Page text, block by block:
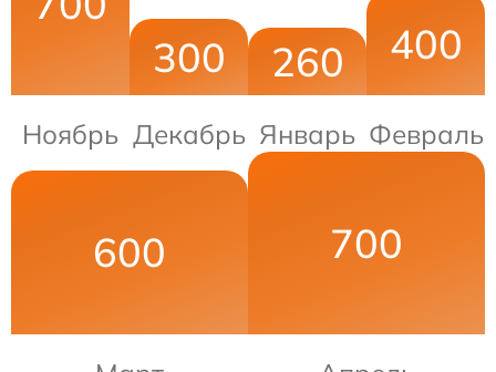
Ноябрь
300
Декабрь
260
Январь
400
Февраль
600 700